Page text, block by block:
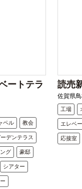
ートテラ
ペル 教会
デンテラス
グ 豪邸
シアター
読売
佐賀県
工場
エレベ
応接室